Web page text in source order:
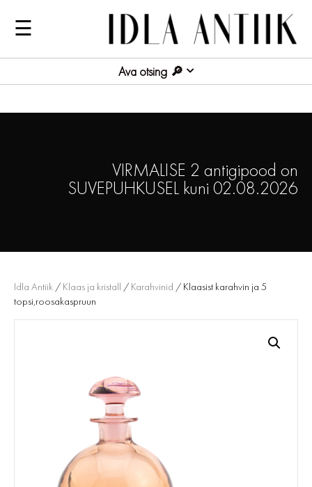
☰
Ava otsing
VIRMALISE 2 antigipood on
SUVEPUHKUSEL kuni 02.08.2026
Idla Antiik / Klaas ja kristall / Karahvinid / Klaasist karahvin ja 5
topsi,roosakaspruun